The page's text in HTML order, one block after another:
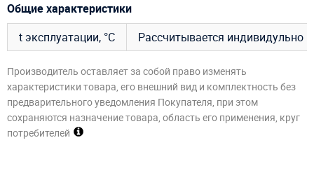
Общие характеристики
t эксплуатации, °C
Рассчитывается индивидульно
Производитель оставляет за собой право изменять
характеристики товара, его внешний вид и комплектность без
предварительного уведомления Покупателя, при этом
сохраняются назначение товара, область его применения, круг
потребителей